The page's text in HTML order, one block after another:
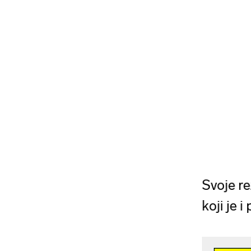
Svoje
koji je i